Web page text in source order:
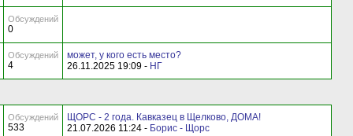
Обсуждений
0
Обсуждений
4
может, у кого есть место?
26.11.2025 19:09 - НГ
Обсуждений
533
ЩОРС - 2 года. Кавказец в Щелково, ДОМА!
21.07.2026 11:24 - Борис - Щорс